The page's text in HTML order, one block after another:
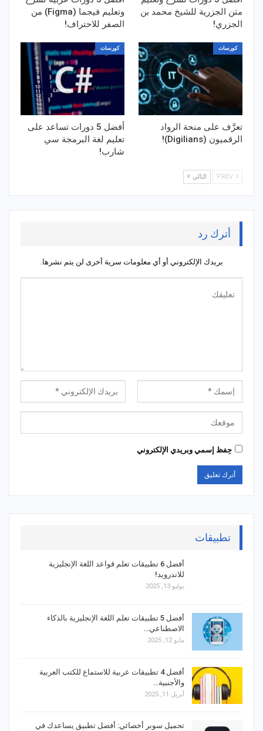
متن الجزرية للشيخ محمد بن
الجزري!
وتعليم فيجما (Figma) من
الصفر للاحتراف!
كورسات
تعرَّف على منحة الرواد
الرقميون (Digilians)!
كورسات
أفضل 5 دورات تساعد على
تعليم لغة البرمجة سي
شارب!
التالي
أترك رد
بريدك الإلكتروني أو أي معلومات سرية أخرى لن يتم نشرها.
حِفظ إسمي وبريدي الإلكتروني
تطبيقات
أفضل 6 تطبيقات تعلم قواعد اللغة الإنجليزية
للاندرويد!
يوليو 13, 2025
أفضل 5 تطبيقات تعلم اللغة الإنجليزية بالذكاء
الاصطناعي…
مايو 12, 2025
أفضل 4 تطبيقات عربية للاستماع للكتب العربية
والأجنبية…
أبريل 11, 2025
تحميل سوبر أخصائي: أفضل تطبيق يساعدك في